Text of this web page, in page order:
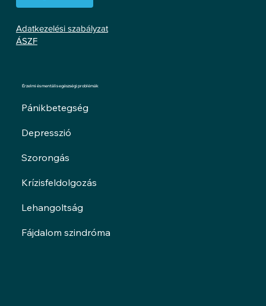
Adatkezelési szabályzat
ÁSZF
Érzelmi és mentális egészségi problémák
Pánikbetegség
Depresszió
Szorongás
Krízisfeldolgozás
Lehangoltság
Fájdalom szindróma